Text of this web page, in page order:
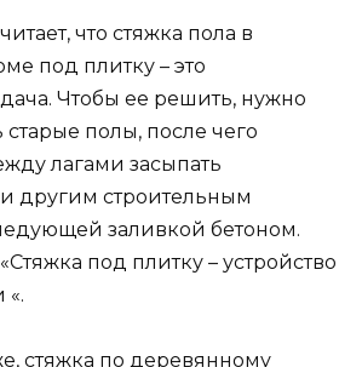
что стяжка пола в
под плитку – это
Чтобы ее решить, нужно
полы, после чего
лагами засыпать
другим строительным
заливкой бетоном.
под плитку – устройство
«.
стяжка по деревянному